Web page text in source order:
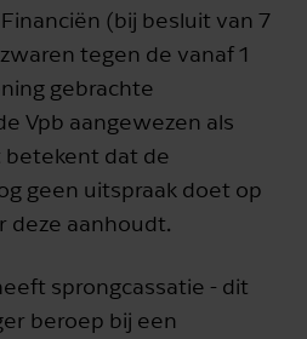
(bij besluit van 7
tegen de vanaf 1
gebrachte
Vpb aangewezen als
betekent dat de
geen uitspraak doet op
deze aanhoudt.
sprongcassatie - dit
beroep bij een